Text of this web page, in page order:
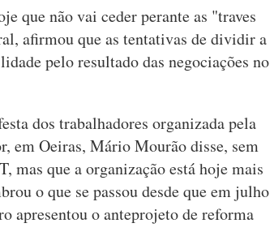
que não vai ceder perante as "traves
afirmou que as tentativas de dividir a
pelo resultado das negociações no
dos trabalhadores organizada pela
em Oeiras, Mário Mourão disse, sem
mas que a organização está hoje mais
o que se passou desde que em julho
apresentou o anteprojeto de reforma